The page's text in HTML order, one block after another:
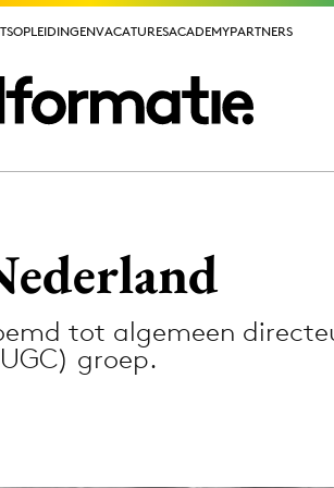
OPLEIDINGENVACATURESACADEMYPARTNERS
OPLEIDINGENVACATURESACADEMYPARTNERS
tot algemeen
groep.